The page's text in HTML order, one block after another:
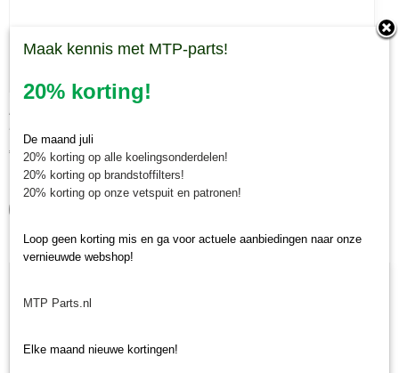
Afdichtingskit hydromotor 20 cc
Afdichtingskit hydromotor 20 cc Deze afdichtingskit is…
€ 168,17
Op voorraad
Maak kennis met MTP-parts!
20% korting!
De maand juli
20% korting op alle koelingsonderdelen!
20% korting op brandstoffilters!
20% korting op onze vetspuit en patronen!
Loop geen korting mis en ga voor actuele aanbiedingen naar onze
vernieuwde webshop!
MTP Parts.nl
Elke maand nieuwe kortingen!